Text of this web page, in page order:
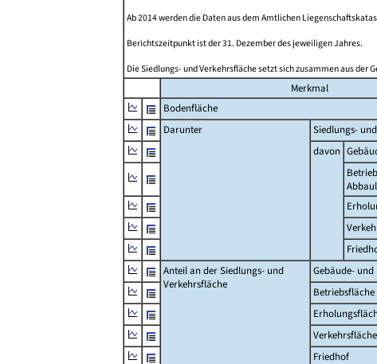
Ab 2014 werden die Daten aus dem Amtlichen
Berichtszeitpunkt ist der 31. Dezember des jeweiligen Jahres.
Die Siedlungs- und Verkehrsfläche setzt sich zusammen aus der
Merkmal
Bodenfläche
Darunter
Siedlungs-
davon
Anteil an der Siedlungs- und
Verkehrsfläche
Gebäude-
Verkehrsfläche
Friedhof